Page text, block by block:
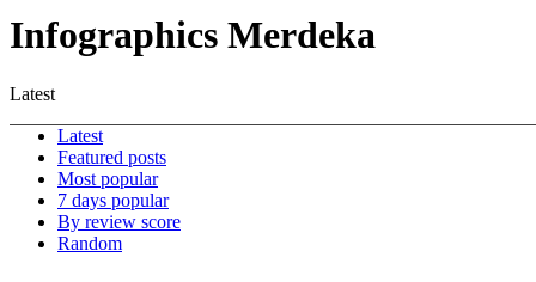
Infographics Merdeka
Latest
Latest
Featured posts
Most popular
7 days popular
By review score
Random